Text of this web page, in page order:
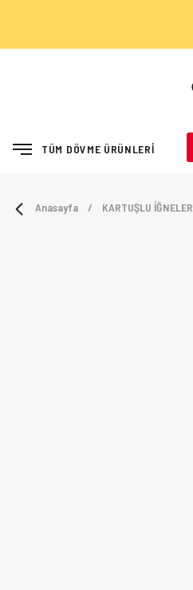
TÜM DÖVME ÜRÜNLERİ
Anasayfa KARTUŞLU İĞNELER